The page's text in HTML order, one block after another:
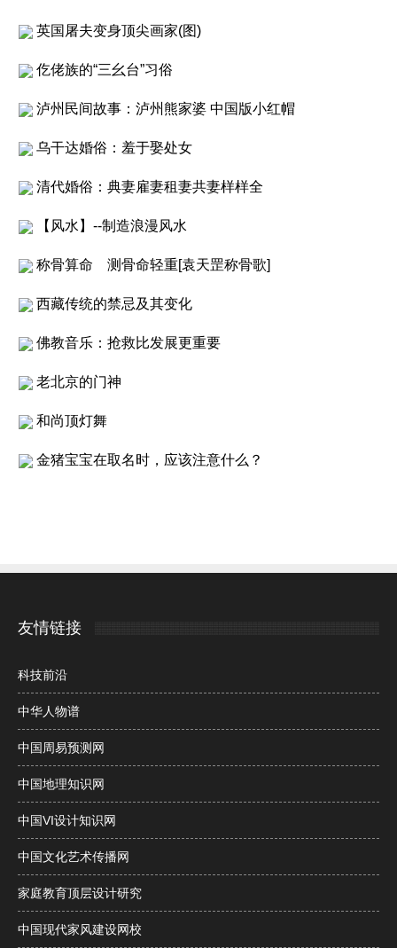
英国屠夫变身顶尖画家(图)
仡佬族的“三幺台”习俗
泸州民间故事：泸州熊家婆 中国版小红帽
乌干达婚俗：羞于娶处女
清代婚俗：典妻雇妻租妻共妻样样全
【风水】--制造浪漫风水
称骨算命 测骨命轻重[袁天罡称骨歌]
西藏传统的禁忌及其变化
佛教音乐：抢救比发展更重要
老北京的门神
和尚顶灯舞
金猪宝宝在取名时，应该注意什么？
友情链接
科技前沿
中华人物谱
中国周易预测网
中国地理知识网
中国VI设计知识网
中国文化艺术传播网
家庭教育顶层设计研究
中国现代家风建设网校